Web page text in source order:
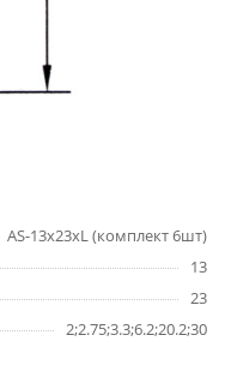
AS-13x23xL (комплект 6шт)
13
23
2;2.75;3.3;6.2;20.2;30